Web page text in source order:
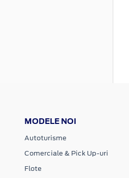
MODELE NOI
Autoturisme
Comerciale & Pick Up-uri
Flote